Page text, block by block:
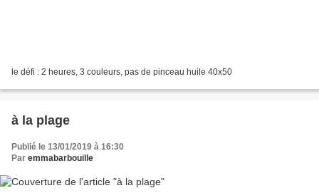
le défi : 2 heures, 3 couleurs, pas de pinceau huile 40x50
à la plage
Publié le 13/01/2019 à 16:30
Par emmabarbouille